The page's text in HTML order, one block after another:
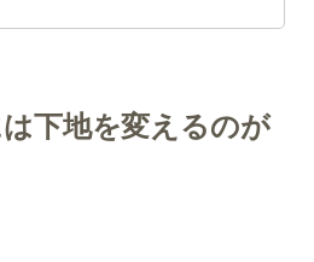
下地を変えるのが